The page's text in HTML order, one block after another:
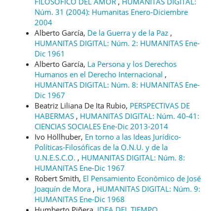
Núm. 31 (2004): Humanitas Enero-Diciembre
2004
Alberto García, De la Guerra y de la Paz ,
HUMANITAS DIGITAL: Núm. 2: HUMANITAS Ene-
Dic 1961
Alberto García, La Persona y los Derechos
Humanos en el Derecho Internacional ,
HUMANITAS DIGITAL: Núm. 8: HUMANITAS Ene-
Dic 1967
Beatriz Liliana De Ita Rubio, PERSPECTIVAS DE
HABERMAS , HUMANITAS DIGITAL: Núm. 40-41:
CIENCIAS SOCIALES Ene-Dic 2013-2014
Ivo Höllhuber, En torno a las Ideas Jurídico-
Políticas-Filosóficas de la O.N.U. y de la
U.N.E.S.C.O. , HUMANITAS DIGITAL: Núm. 8:
HUMANITAS Ene-Dic 1967
Robert Smith, El Pensamiento Económico de José
Joaquín de Mora , HUMANITAS DIGITAL: Núm. 9:
HUMANITAS Ene-Dic 1968